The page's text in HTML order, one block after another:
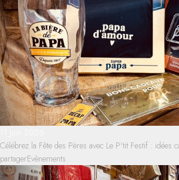
Célébrez la Fête des Pères avec Le P'tit Festif : idées
partagerEvènements